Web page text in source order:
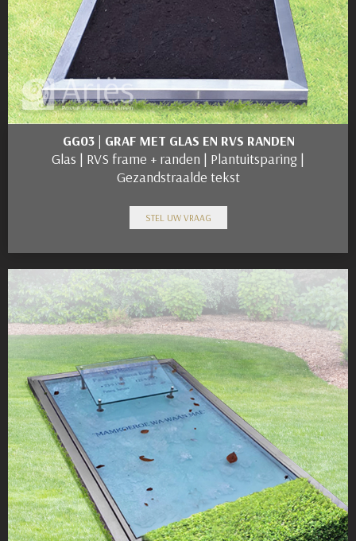
GG03 | GRAF MET GLAS EN RVS RANDEN
Glas | RVS frame + randen | Plantuitsparing |
Gezandstraalde tekst
STEL UW VRAAG